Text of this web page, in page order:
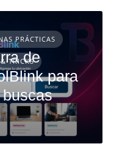
PRÁCTICAS
TRICKS
de
para